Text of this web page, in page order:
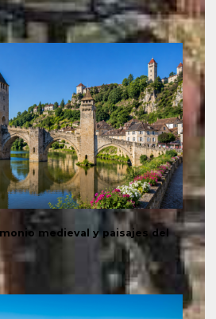
medieval y paisajes del